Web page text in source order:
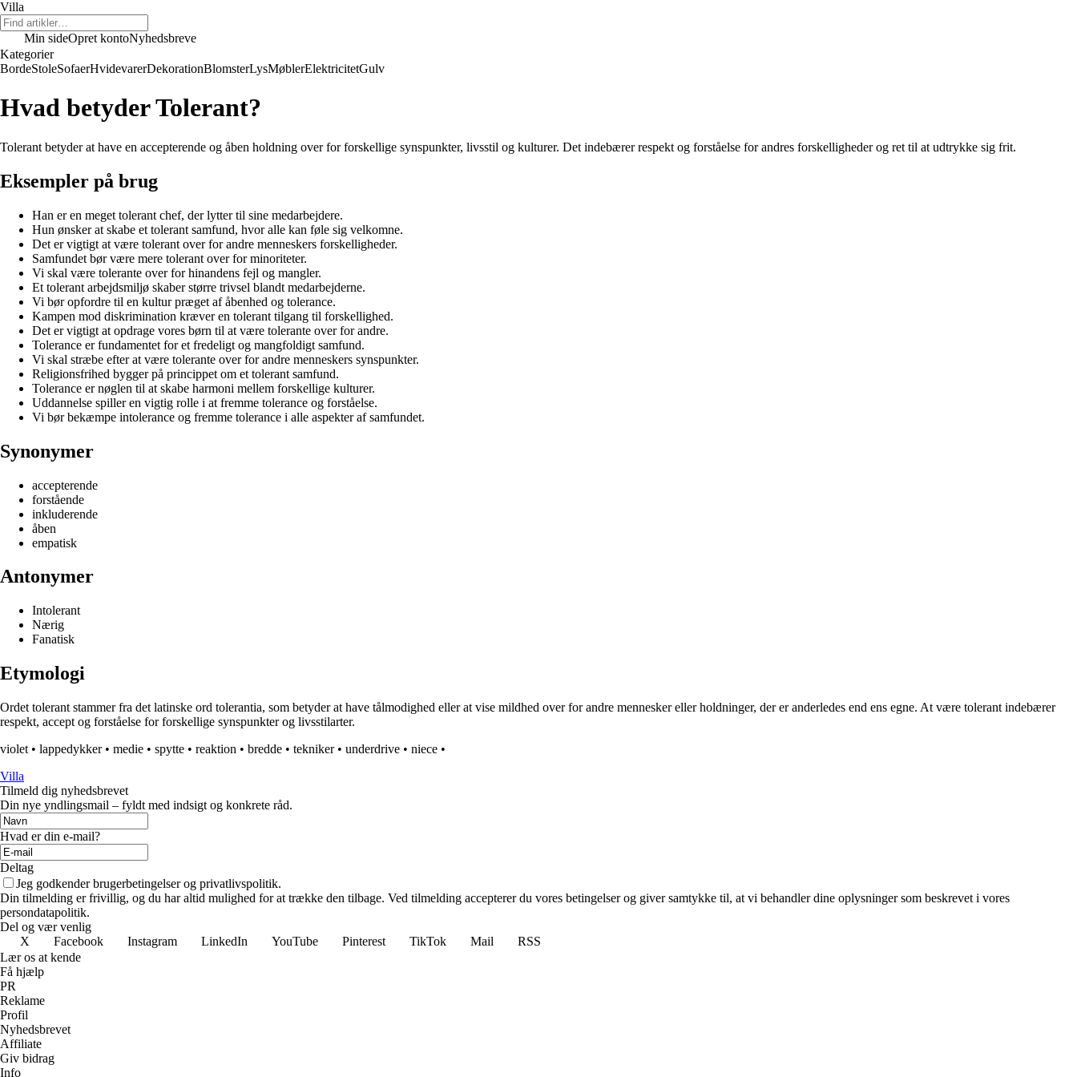
Villa
Min sideOpret kontoNyhedsbreve
Kategorier
BordeStoleSofaerHvidevarerDekorationBlomsterLysMøblerElektricitetGulv
Hvad betyder Tolerant?
Tolerant betyder at have en accepterende og åben holdning over for forskellige synspunkter, livsstil og kulturer. Det indebærer respekt og forståelse for andres forskelligheder og ret til at udtrykke sig frit.
Eksempler på brug
Han er en meget tolerant chef, der lytter til sine medarbejdere.
Hun ønsker at skabe et tolerant samfund, hvor alle kan føle sig velkomne.
Det er vigtigt at være tolerant over for andre menneskers forskelligheder.
Samfundet bør være mere tolerant over for minoriteter.
Vi skal være tolerante over for hinandens fejl og mangler.
Et tolerant arbejdsmiljø skaber større trivsel blandt medarbejderne.
Vi bør opfordre til en kultur præget af åbenhed og tolerance.
Kampen mod diskrimination kræver en tolerant tilgang til forskellighed.
Det er vigtigt at opdrage vores børn til at være tolerante over for andre.
Tolerance er fundamentet for et fredeligt og mangfoldigt samfund.
Vi skal stræbe efter at være tolerante over for andre menneskers synspunkter.
Religionsfrihed bygger på princippet om et tolerant samfund.
Tolerance er nøglen til at skabe harmoni mellem forskellige kulturer.
Uddannelse spiller en vigtig rolle i at fremme tolerance og forståelse.
Vi bør bekæmpe intolerance og fremme tolerance i alle aspekter af samfundet.
Synonymer
accepterende
forstående
inkluderende
åben
empatisk
Antonymer
Intolerant
Nærig
Fanatisk
Etymologi
Ordet tolerant stammer fra det latinske ord tolerantia, som betyder at have tålmodighed eller at vise mildhed over for andre mennesker eller holdninger, der er anderledes end ens egne. At være tolerant indebærer
respekt, accept og forståelse for forskellige synspunkter og livsstilarter.
violet • lappedykker• medie • spytte • reaktion • bredde • tekniker• underdrive • niece •
Villa
Tilmeld dig nyhedsbrevet
Din nye yndlingsmail – fyldt med indsigt og konkrete råd.
Hvad er din e-mail?
Deltag
Jeg godkender brugerbetingelser og privatlivspolitik.
Din tilmelding er frivillig, og du har altid mulighed for at trække den tilbage. Ved tilmelding accepterer du vores betingelser og giver samtykke til, at vi behandler dine oplysninger som beskrevet i vores
persondatapolitik.
Del og vær venlig
X
Facebook Instagram LinkedIn YouTube Pinterest TikTok Mail
RSS
Lær os at kende
Få hjælp
PR
Reklame
Profil
Nyhedsbrevet
Affiliate
Giv bidrag
Info